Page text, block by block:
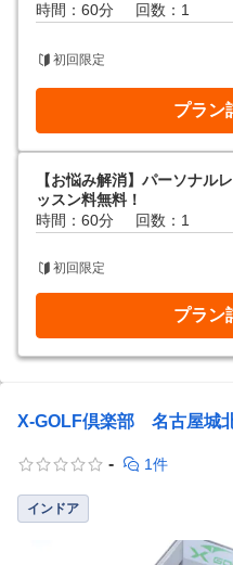
時間：60分
回数：1
初回限定
プラン
【お悩み解消】パーソナ
ッスン料無料！
時間：60分
回数：1
初回限定
プラン
X-GOLF倶楽部 名古屋城
- 1件
インドア